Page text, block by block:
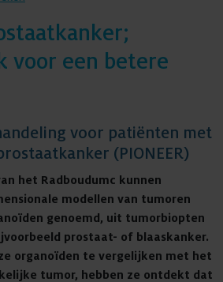
voor een betere
voor patiënten met
(PIONEER)
het Radboudumc kunnen
modellen van tumoren
genoemd, uit tumorbiopten
prostaat- of blaaskanker.
organoïden te vergelijken met het
tumor, hebben ze ontdekt dat